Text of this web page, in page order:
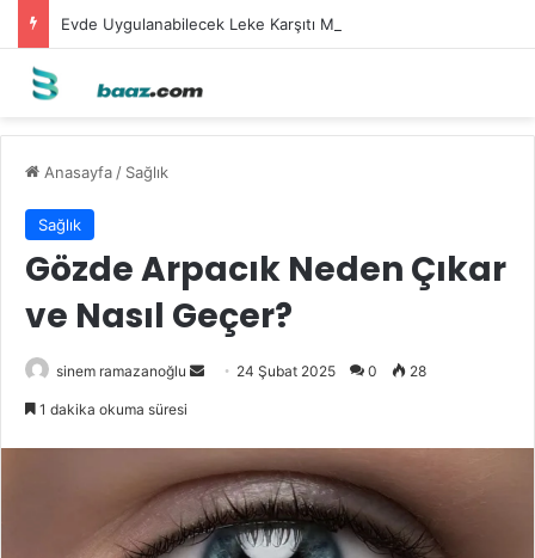
Evde Uygulanabilecek Leke Karşıtı Maskeler
Anasayfa / Sağlık
Sağlık
Gözde Arpacık Neden Çıkar
ve Nasıl Geçer?
sinem ramazanoğlu
Bir
göndermek
24 Şubat 2025 0 28
1 dakika okuma süresi